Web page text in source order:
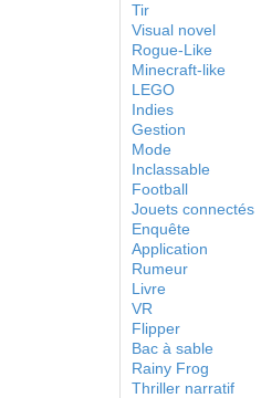
Tir
Visual novel
Rogue-Like
Minecraft-like
LEGO
Indies
Gestion
Mode
Inclassable
Football
Jouets connectés
Enquête
Application
Rumeur
Livre
VR
Flipper
Bac à sable
Rainy Frog
Thriller narratif